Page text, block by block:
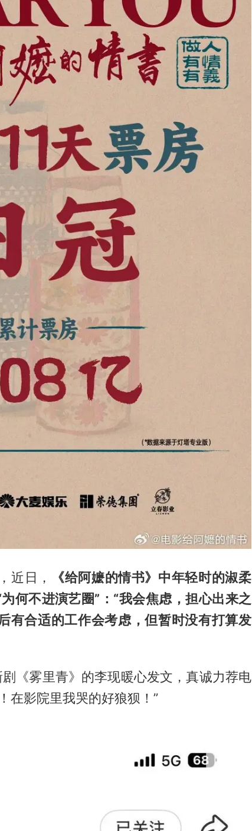
近日，
《给阿嬷的情书》中年轻时的淑柔
何不进演艺圈”：“我会焦虑，担心出来之
有合适的工作会考虑，但暂时没有打算发
《雾里青》的李现暖心发文，真诚力荐电
在影院里我哭的好狼狈！”